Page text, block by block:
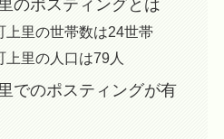
のポスティングとは
上里の世帯数は24世帯
上里の人口は79人
でのポスティングが有